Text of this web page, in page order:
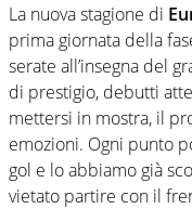
La nuova stagione di
prima giornata della
serate all’insegna del
di prestigio, debutti
mettersi in mostra, il
emozioni. Ogni punto
gol e lo abbiamo già
vietato partire con il